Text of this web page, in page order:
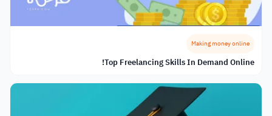
Making money online
Top Freelancing Skills In Demand Online!